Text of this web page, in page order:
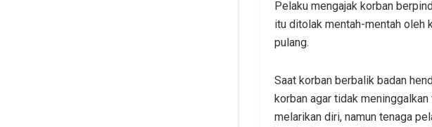
Pelaku mengajak korban
itu ditolak mentah-mentah oleh
pulang.
Saat korban berbalik badan
korban agar tidak
melarikan diri, namun tenaga